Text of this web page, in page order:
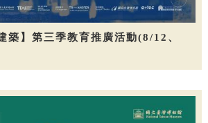
築】第三季教育推廣活動(8/12、